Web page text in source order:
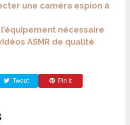
une caméra espion à
nécessaire
ASMR de qualité
Tweet Pin it